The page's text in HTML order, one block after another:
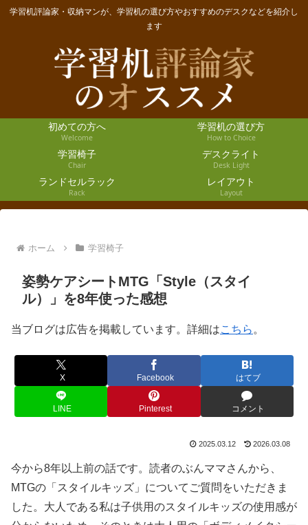
学習机評論家・収納マンが、学習机の選び方やおすすめのデスクなどを紹介し
ます
初めての方へ
Welcome
学習机の選び方
How to Choice
学習椅子
Chair
デスクライト
Desk Light
ランドセルラック
Rack
レイアウト
Layout
ホーム 学習椅子
姿勢ケアシートMTG「Style（スタイ
ル）」を8年使った感想
当ブログは広告を掲載しています。詳細はこちら 。
X Facebook はてブ
LINE Pinterest コメント
2025.03.12 2026.03.08
今から8年以上前の話です。読者のぶんママさんから、
MTGの「スタイルキッズ」についてご質問をいただきま
した。大人である私は子供用のスタイルキッズの使用感が